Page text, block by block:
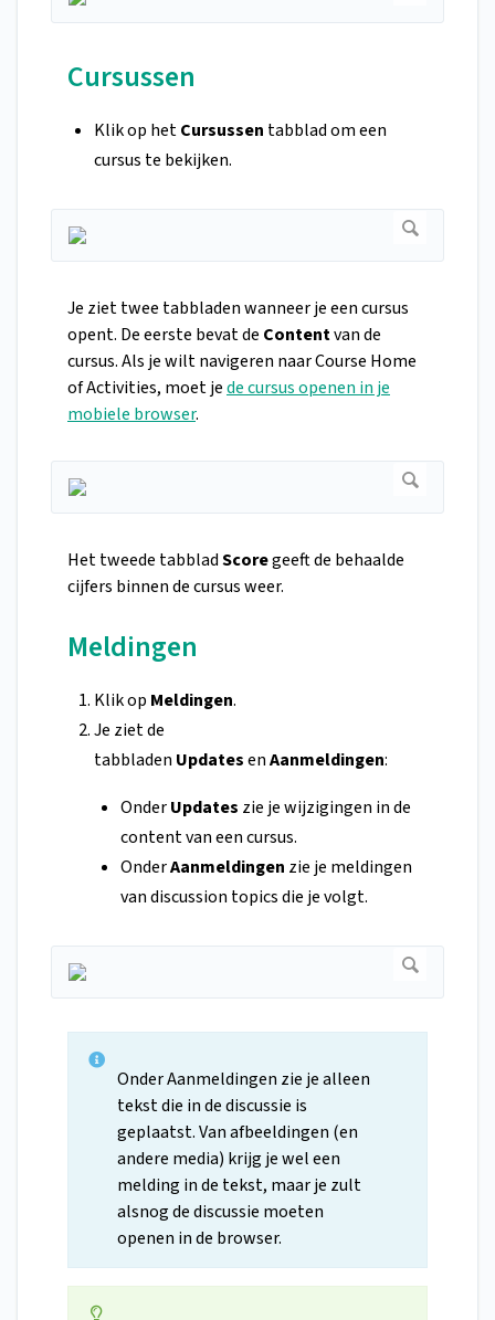
Cursussen
Klik op hetCursussen tabblad om een
cursus te bekijken.
Je ziet twee tabbladen wanneer je een cursus
opent. De eerste bevat de Contentvan de
cursus. Als je wilt navigeren naar Course Home
of Activities, moet jede cursus openen in je
mobiele browser.
Het tweede tabbladScoregeeft de behaalde
cijfers binnen de cursus weer.
Meldingen
Klik op Meldingen.
Je ziet de
tabbladen UpdatesenAanmeldingen:
OnderUpdates zie je wijzigingen in de
content van een cursus.
OnderAanmeldingen zie je meldingen
van discussion topics die je volgt.
Onder Aanmeldingen zie je alleen
tekst die in de discussie is
geplaatst. Van afbeeldingen (en
andere media) krijg je wel een
melding in de tekst, maar je zult
alsnog de discussie moeten
openen in de browser.